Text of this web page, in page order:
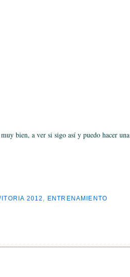
bien, a ver si sigo así y puedo hacer una
2012 , ENTRENAMIENTO